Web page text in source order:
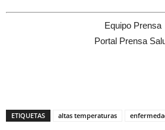
Equipo Prensa
Portal Prensa
ETIQUETAS altas temperaturas